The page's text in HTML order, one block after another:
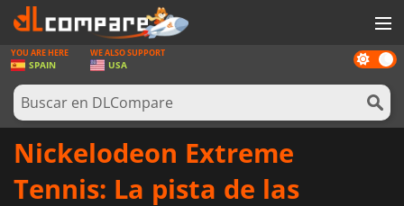
JUEGOS
TARJETAS PREPAGO
SOFTWARE
Dark
mode
YOU ARE HERE
SPAIN
WE ALSO SUPPORT
USA
Nickelodeon Extreme
Tennis: La pista de las